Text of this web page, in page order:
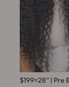
$199=28‘’ |